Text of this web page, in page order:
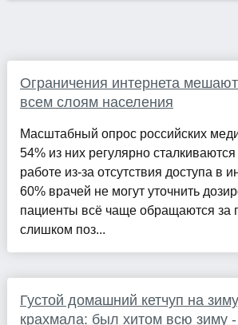
Ограничения интернета мешают
всем слоям населения
Масштабный опрос российских
54% из них регулярно
работе из-за отсутствия доступа в
60% врачей не могут уточнить
пациенты всё чаще обращаются
слишком поз...
Густой домашний кетчуп на
крахмала: был хитом всю зиму -